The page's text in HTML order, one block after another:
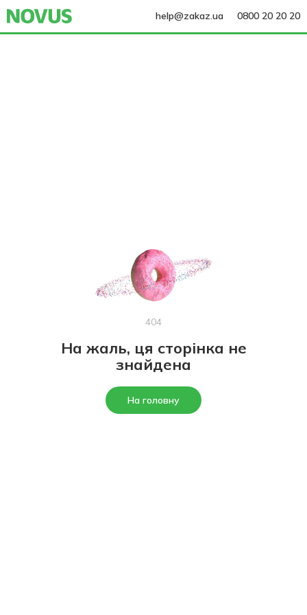
help@zakaz.ua 0800 20 20 20
404
На жаль, ця сторінка не
знайдена
На головну